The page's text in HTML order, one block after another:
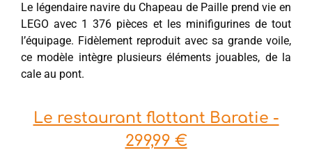
Le légendaire navire du Chapeau de Paille prend vie en
LEGO avec 1 376 pièces et les minifigurines de tout
l’équipage. Fidèlement reproduit avec sa grande voile,
ce modèle intègre plusieurs éléments jouables, de la
cale au pont.
Le restaurant flottant Baratie -
299,99 €